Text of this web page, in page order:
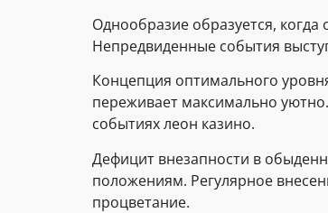
Однообразие образуется,
Непредвиденные события
Концепция оптимального
переживает максимально
событиях леон казино.
Дефицит внезапности в
положениям. Регулярное
процветание.